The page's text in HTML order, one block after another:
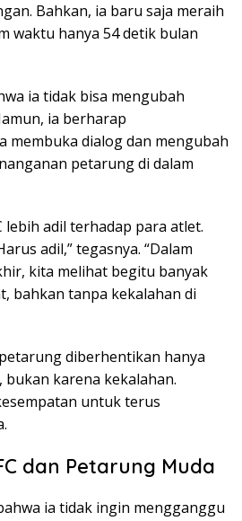
Bahkan, ia baru saja meraih
waktu hanya 54 detik bulan
ia tidak bisa mengubah
ia berharap
membuka dialog dan mengubah
petarung di dalam
lebih adil terhadap para atlet.
adil,” tegasnya. “Dalam
kita melihat begitu banyak
bahkan tanpa kekalahan di
diberhentikan hanya
karena kekalahan.
untuk terus
dan Petarung Muda
ia tidak ingin mengganggu